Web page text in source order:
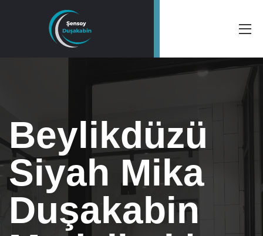
Beylikdüzü
Siyah Mika
Duşakabin